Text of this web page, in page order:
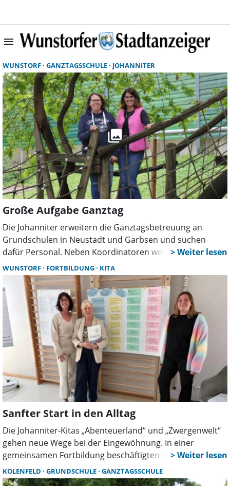
menu
WUNSTORF GANZTAGSSCHULE JOHANNITER
Große Aufgabe Ganztag
Die Johanniter erweitern die Ganztagsbetreuung an
Grundschulen in Neustadt und Garbsen und suchen
dafür Personal. Neben Koordinatoren werden mehr als
70 Betreuungskräfte benötigt. Auch Quereinsteiger haben
Chancen, der Bedarf bleibt groß.
WUNSTORF FORTBILDUNG KITA
Sanfter Start in den Alltag
Die Johanniter-Kitas „Abenteuerland“ und „Zwergenwelt“
gehen neue Wege bei der Eingewöhnung. In einer
gemeinsamen Fortbildung beschäftigten sich die Teams
mit der partizipatorischen Eingewöhnung, bei der Kinder
den Übergang in die Kita aktiv mitgestalten.
KOLENFELD GRUNDSCHULE GANZTAGSSCHULE